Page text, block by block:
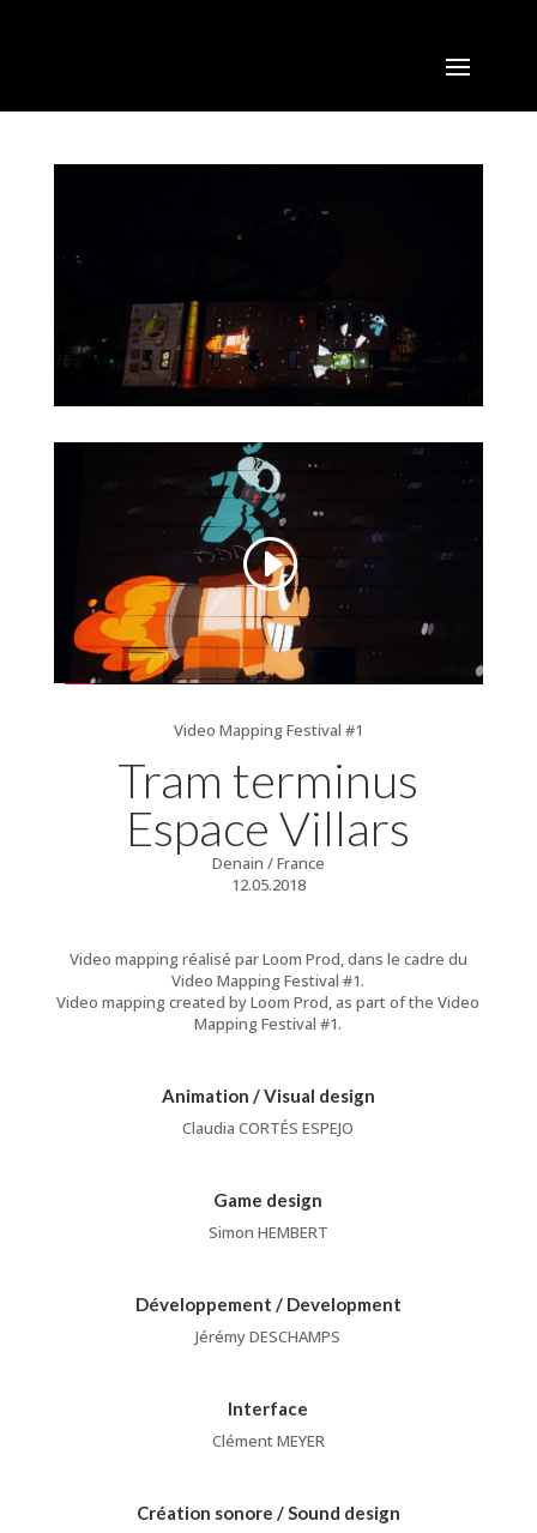
Video Mapping Festival #1
Tram terminus
Espace Villars
Denain / France
12.05.2018
Video mapping réalisé par Loom Prod, dans le cadre du
Video Mapping Festival #1.
Video mapping created by Loom Prod, as part of the Video
Mapping Festival #1.
Animation / Visual design
Claudia CORTÉS ESPEJO
Game design
Simon HEMBERT
Développement / Development
Jérémy DESCHAMPS
Interface
Clément MEYER
Création sonore / Sound design